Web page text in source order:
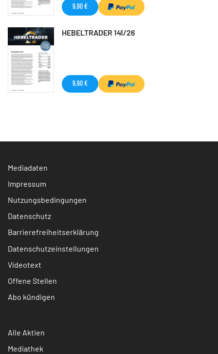
9,90 €
HEBELTRADER 141/26
9,90 €
Mediadaten
Impressum
Nutzungsbedingungen
Datenschutz
Barrierefreiheitserklärung
Datenschutzeinstellungen
Videotext
Offene Stellen
Abo kündigen
Alle Aktien
Mediathek